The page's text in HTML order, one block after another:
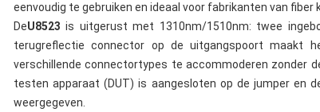
eenvoudig te gebruiken en ideaal voor fabrikanten van fiber
DeU8523 is uitgerust met 1310nm/1510nm: twee
terugreflectie connector op de uitgangspoort maakt
verschillende connectortypes te accommoderen zonder
testen apparaat (DUT) is aangesloten op de jumper en
weergegeven.